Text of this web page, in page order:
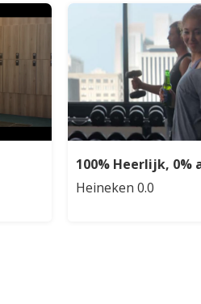
100% Heerlijk, 0%
Heineken 0.0